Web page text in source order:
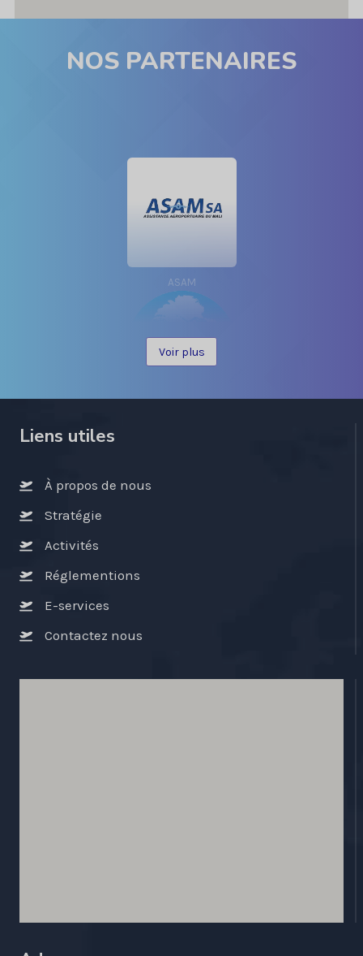
NOS PARTENAIRES
ASAM
AEROPORT DU MALI
Voir plus
Liens utiles
À propos de nous
Stratégie
Activités
Réglementions
E-services
Contactez nous